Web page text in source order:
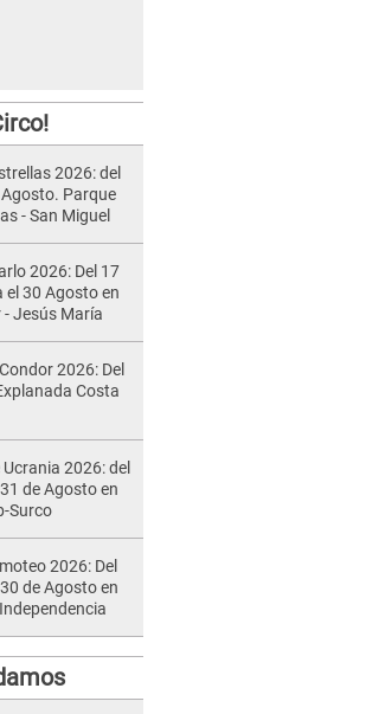
2026: del
Parque
- San Miguel
2026: Del 17
el 30 Agosto en
Jesús María
2026: Del
Costa
2026: del
de Agosto en
Surco
2026: Del
de Agosto en